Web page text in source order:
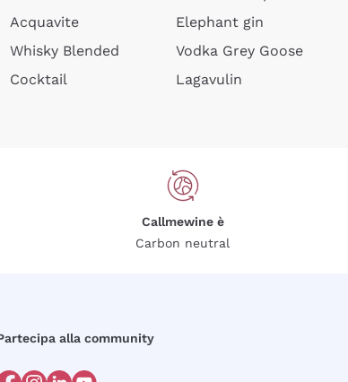
Acquavite
Whisky Blended
Cocktail
Elephant gin
Vodka Grey Goose
Lagavulin
Callmewine è
Carbon neutral
alla community